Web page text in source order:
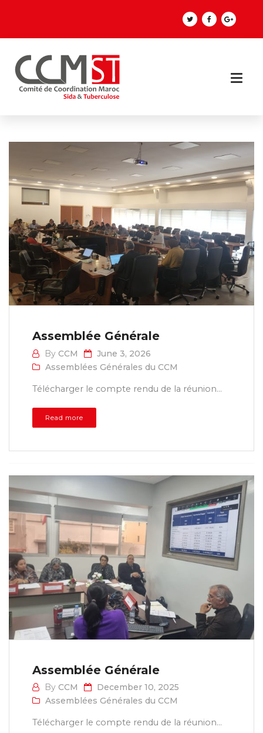
Assemblée Générale
By CCM
June 3, 2026
Assemblées Générales du CCM
Télécharger le compte rendu de la réunion...
Read more
Assemblée Générale
By CCM
December 10, 2025
Assemblées Générales du CCM
Télécharger le compte rendu de la réunion...